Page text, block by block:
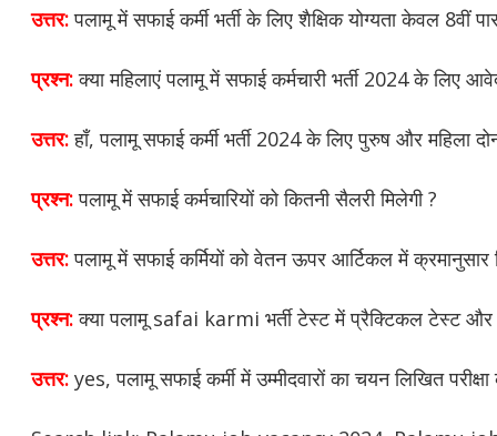
उत्तर:पलामू में सफाई कर्मी भर्ती के लिए शैक्षिक योग्यता केवल 8वीं
प्रश्न:क्या महिलाएं पलामू में सफाई कर्मचारी भर्ती 2024 के लिए
उत्तर:हाँ, पलामू सफाई कर्मी भर्ती 2024 के लिए पुरुष और महिला
प्रश्न:पलामू में सफाई कर्मचारियों को कितनी सैलरी मिलेगी ?
उत्तर:पलामू में सफाई कर्मियों को वेतन ऊपर आर्टिकल में क्रमानुसार
प्रश्न:क्या पलामू safai karmi भर्ती टेस्ट में प्रैक्टिकल टेस्ट और
उत्तर: yes, पलामू सफाई कर्मी में उम्मीदवारों का चयन लिखित